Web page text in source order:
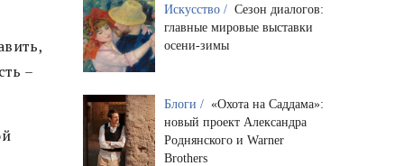
–
Искусство / Сезон диалогов:
главные мировые выставки
осени-зимы
Блоги / «Охота на Саддама»:
новый проект Александра
Роднянского и Warner
Brothers